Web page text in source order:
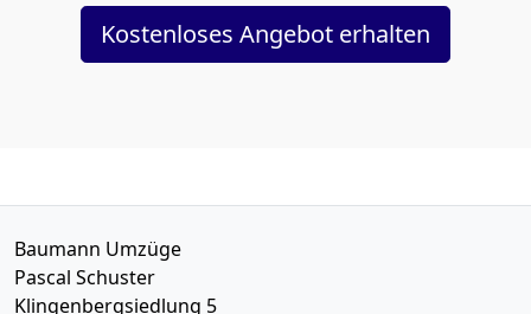
Kostenloses Angebot erhalten
Baumann Umzüge
Pascal Schuster
Klingenbergsiedlung 5